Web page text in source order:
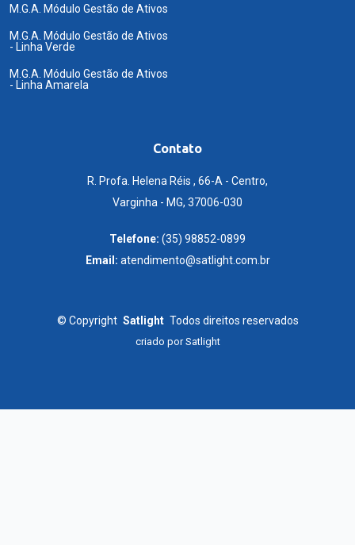
M.G.A. Módulo Gestão de Ativos
M.G.A. Módulo Gestão de Ativos
- Linha Verde
M.G.A. Módulo Gestão de Ativos
- Linha Amarela
Contato
R. Profa. Helena Réis , 66-A - Centro,
Varginha - MG, 37006-030
Telefone: (35) 98852-0899
Email: atendimento@satlight.com.br
© Copyright Satlight Todos direitos reservados
criado porSatlight